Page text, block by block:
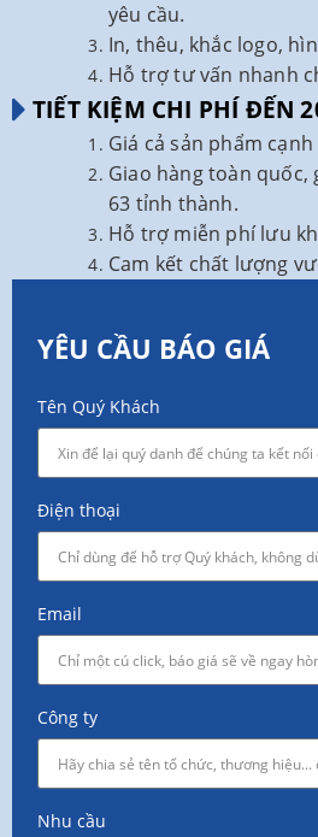
yêu cầu.
In, thêu, khắc logo,
Hỗ trợ tư vấn nhanh
TIẾT KIỆM CHI PHÍ ĐẾN
Giá cả sản phẩm
Giao hàng toàn quốc,
63 tỉnh thành.
Hỗ trợ miễn phí lưu
Cam kết chất lượng
YÊU CẦU BÁO GIÁ
Tên Quý Khách
Điện thoại
Email
Công ty
Nhu cầu